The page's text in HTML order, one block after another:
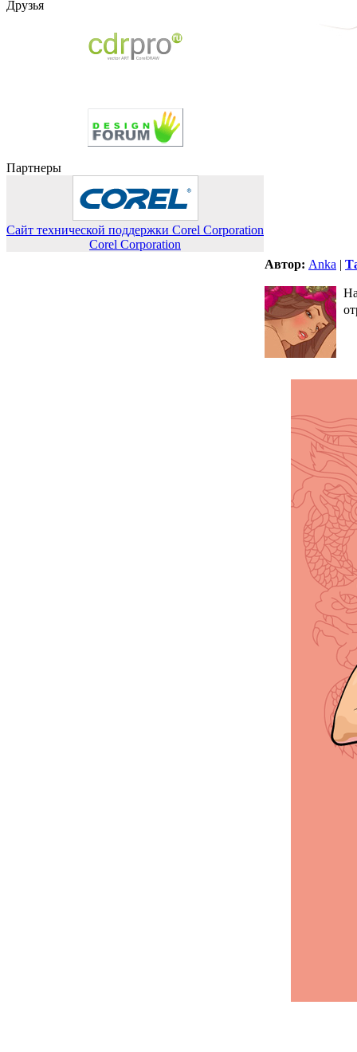
Друзья
Партнеры
Сайт технической поддержки Corel Corporation
Corel Corporation
Автор: Anka |